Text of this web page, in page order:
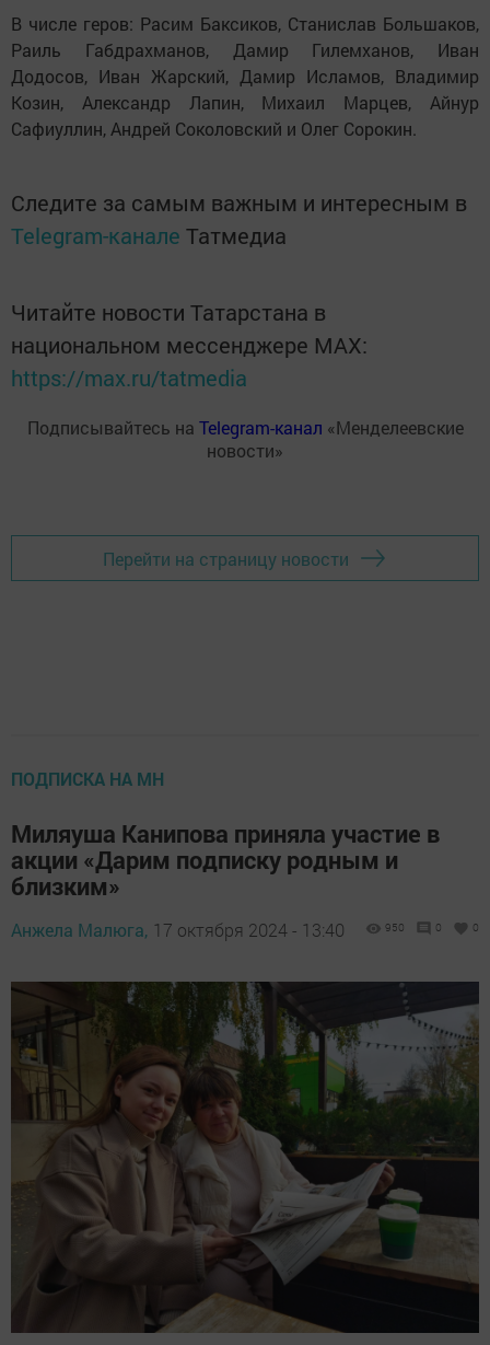
В числе геров: Расим Баксиков, Станислав Большаков,
Раиль Габдрахманов, Дамир Гилемханов, Иван
Додосов, Иван Жарский, Дамир Исламов, Владимир
Козин, Александр Лапин, Михаил Марцев, Айнур
Сафиуллин, Андрей Соколовский и Олег Сорокин.
Следите за самым важным и интересным в
Telegram-канале Татмедиа
Читайте новости Татарстана в
национальном мессенджере MАХ:
https://max.ru/tatmedia
Подписывайтесь на Telegram-канал «Менделеевские
новости»
Перейти на страницу новости
ПОДПИСКА НА МН
Миляуша Канипова приняла участие в
акции «Дарим подписку родным и
близким»
Анжела Малюга, 17 октября 2024 - 13:40 950 0 0